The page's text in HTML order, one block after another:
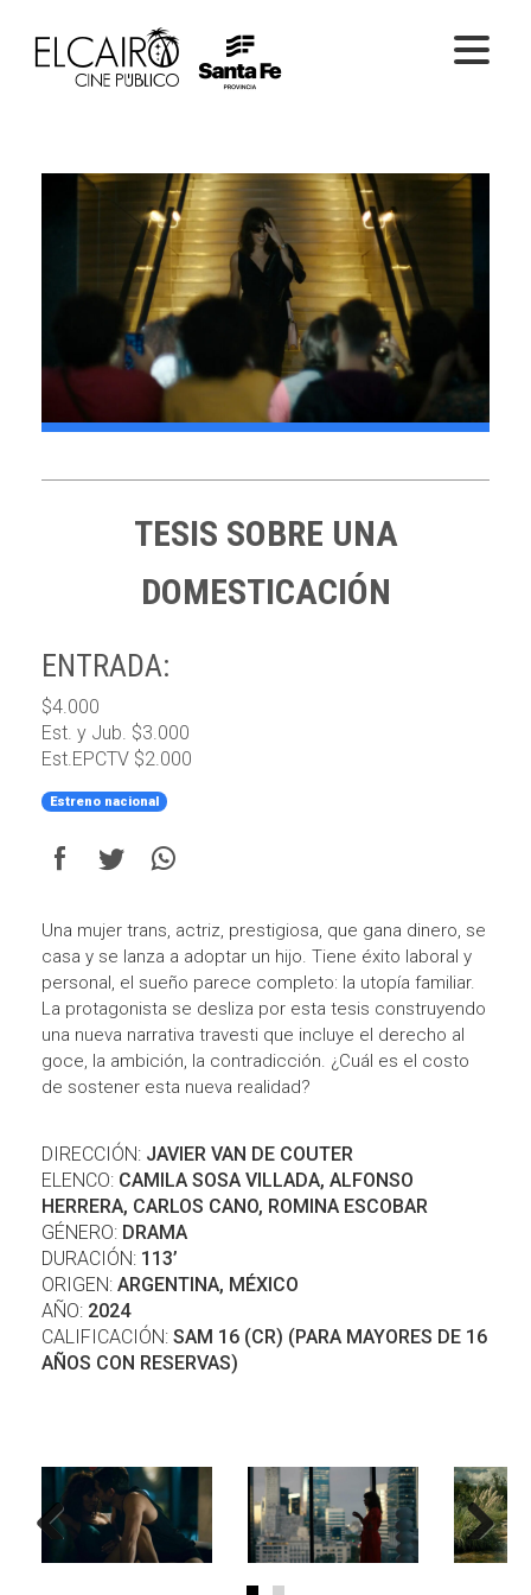
PELÍCULAS EN SALA
EL CINE
TESIS SOBRE UNA
DOMESTICACIÓN
ENTRADA:
$4.000
Est. y Jub. $3.000
Est.EPCTV $2.000
Estreno nacional
Una mujer trans, actriz, prestigiosa, que gana dinero, se
casa y se lanza a adoptar un hijo. Tiene éxito laboral y
personal, el sueño parece completo: la utopía familiar.
La protagonista se desliza por esta tesis construyendo
una nueva narrativa travesti que incluye el derecho al
goce, la ambición, la contradicción. ¿Cuál es el costo
de sostener esta nueva realidad?
DIRECCIÓN: JAVIER VAN DE COUTER
ELENCO: CAMILA SOSA VILLADA, ALFONSO
HERRERA, CARLOS CANO, ROMINA ESCOBAR
GÉNERO: DRAMA
DURACIÓN: 113’
ORIGEN: ARGENTINA, MÉXICO
AÑO: 2024
CALIFICACIÓN: SAM 16 (CR) (PARA MAYORES DE 16
AÑOS CON RESERVAS)